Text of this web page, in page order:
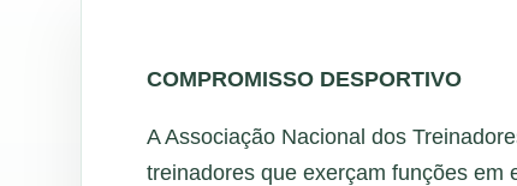
COMPROMISSO DESPORTIVO
A Associação Nacional dos
treinadores que exerçam funções em